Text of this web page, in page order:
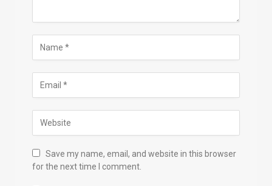
Save my name, email, and website in this browser
for the next time I comment.